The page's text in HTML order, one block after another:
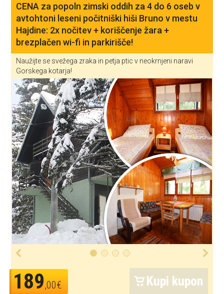
CENA za popoln zimski oddih za 4 do 6 oseb v
avtohtoni leseni počitniški hiši Bruno v mestu
Hajdine: 2x nočitev + koriščenje žara +
brezplačen wi-fi in parkirišče!
Naužijte se svežega zraka in petja ptic v neokrnjeni naravi
Gorskega kotarja!
189,00€ Kupi kupon